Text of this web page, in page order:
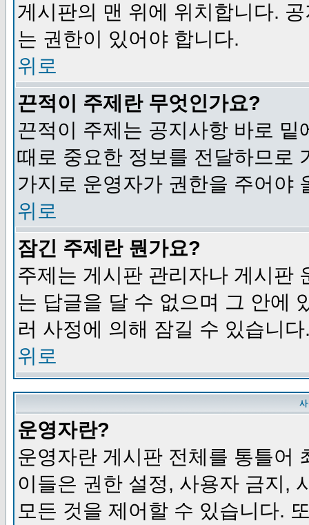
게시판의 맨 위에 위치합니다.
는 권한이 있어야 합니다.
위로
끈적이 주제란 무엇인가요?
끈적이 주제는 공지사항 바로
때로 중요한 정보를 전달하므로
가지로 운영자가 권한을 주어야
위로
잠긴 주제란 뭔가요?
주제는 게시판 관리자나 게시판
는 답글을 달 수 없으며 그 안에
러 사정에 의해 잠길 수 있습니다
위로
운영자란?
운영자란 게시판 전체를 통틀어
이들은 권한 설정, 사용자 금지,
모든 것을 제어할 수 있습니다.